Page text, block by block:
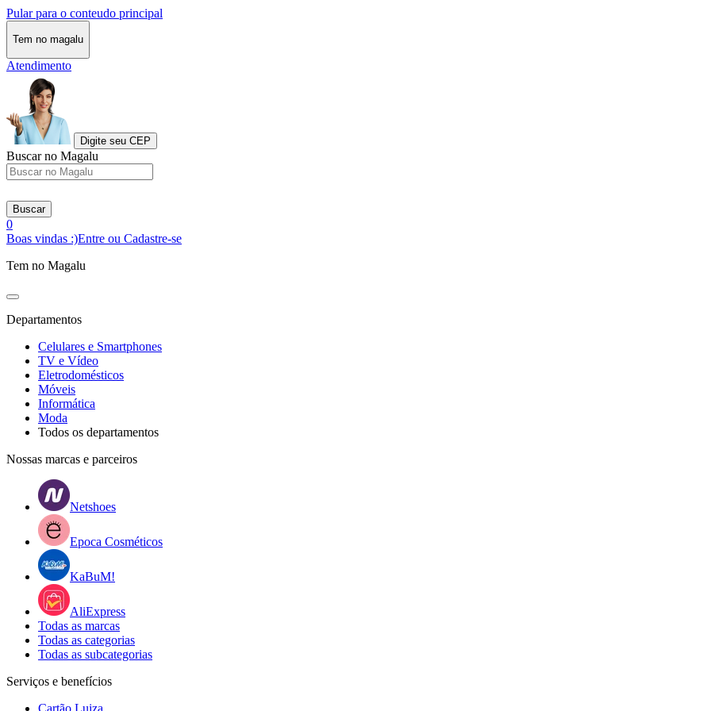
Pular para o conteudo principal
Tem no magalu
Atendimento
Digite seu CEP
Buscar no Magalu
Buscar
0
Boas vindas :)Entre ou Cadastre-se
Tem no Magalu
Departamentos
Celulares e Smartphones
TV e Vídeo
Eletrodomésticos
Móveis
Informática
Moda
Todos os departamentos
Nossas marcas e parceiros
Netshoes
Epoca Cosméticos
KaBuM!
AliExpress
Todas as marcas
Todas as categorias
Todas as subcategorias
Serviços e benefícios
Cartão Luiza